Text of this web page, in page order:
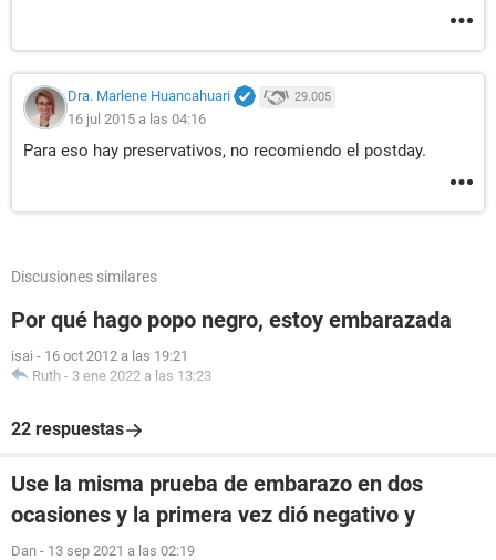
Dra. Marlene Huancahuari 29.005
16 jul 2015 a las 04:16
Para eso hay preservativos, no recomiendo el postday.
Discusiones similares
Por qué hago popo negro, estoy embarazada
isai - 16 oct 2012 a las 19:21
Ruth - 3 ene 2022 a las 13:23
22 respuestas
Use la misma prueba de embarazo en dos
ocasiones y la primera vez dió negativo y
Dan - 13 sep 2021 a las 02:19